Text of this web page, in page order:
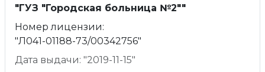
"ГУЗ "Городская больница №2""
Номер лицензии:
"Л041-01188-73/00342756"
Дата выдачи: "2019-11-15"